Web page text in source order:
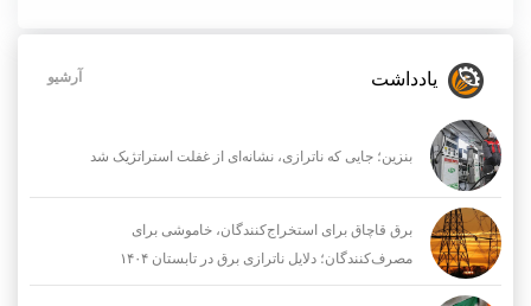
یادداشت آرشیو
بنزین؛ جایی که ناترازی، نشانه‌ای از غفلت استراتژیک شد
برق قاچاق برای استخراج‌کنندگان، خاموشی برای
مصرف‌کنندگان؛ دلایل ناترازی برق در تابستان ۱۴۰۴